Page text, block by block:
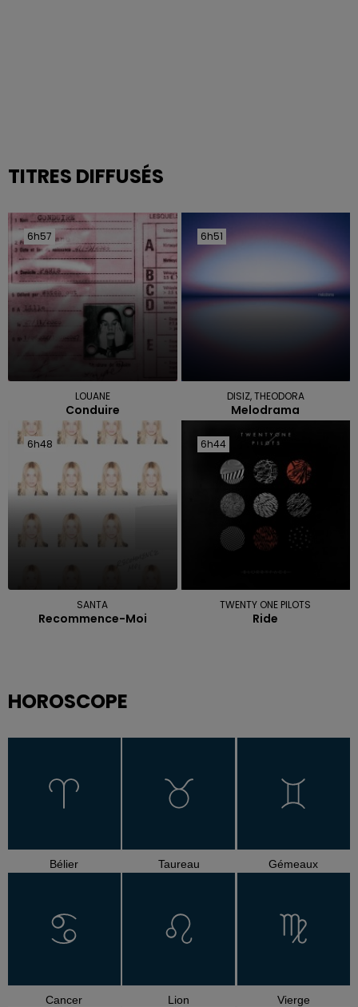
TITRES DIFFUSÉS
6h57
6h57
LOUANE
Conduire
6h51
6h51
DISIZ, THEODORA
Melodrama
6h48
6h48
SANTA
Recommence-Moi
6h44
6h44
TWENTY ONE PILOTS
Ride
HOROSCOPE
Bélier Taureau Gémeaux
Cancer Lion Vierge